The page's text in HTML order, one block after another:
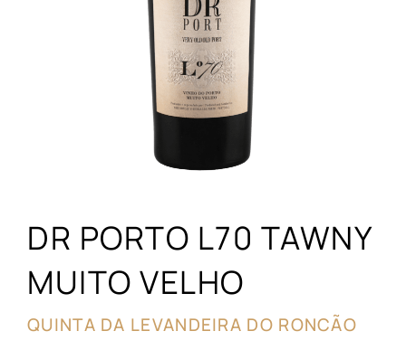
DR PORTO L70 TAWNY
MUITO VELHO
QUINTA DA LEVANDEIRA DO RONCÃO